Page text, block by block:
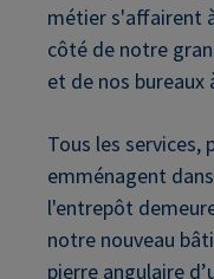
métier s'affairent
côté de notre
et de nos bureaux
Tous les services,
emménagent
l'entrepôt
notre nouveau
pierre angulaire